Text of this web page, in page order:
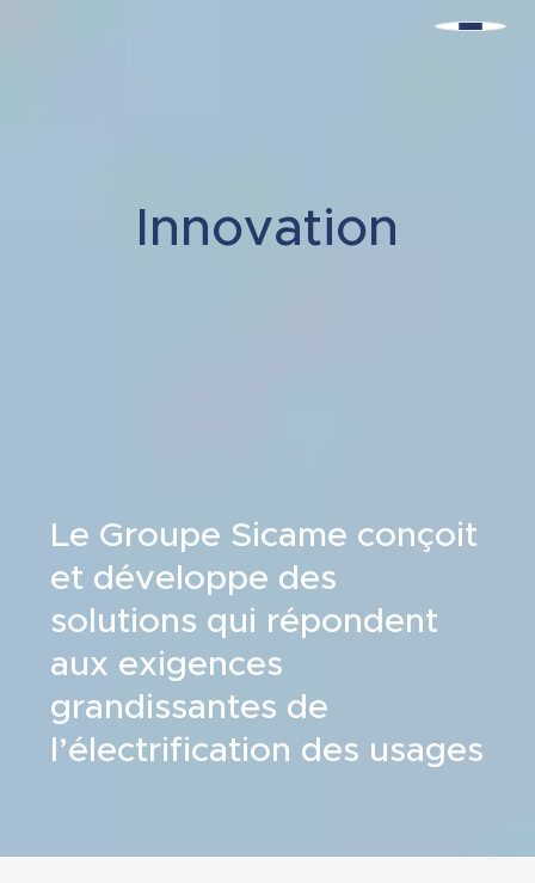
Innovation
Le Groupe Sicame conçoit
et développe des
solutions qui répondent
aux exigences
grandissantes de
l’électrification des usages